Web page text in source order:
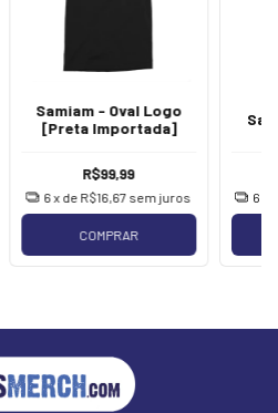
Samiam - Oval Logo
[Preta Importada]
R$99,99
6 x de R$16,67 sem juros
COMPRAR
6